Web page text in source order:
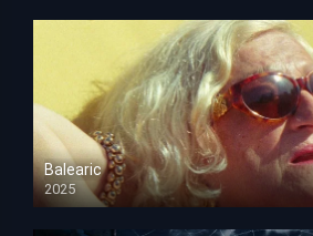
Balearic
2025
HD 1080p